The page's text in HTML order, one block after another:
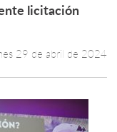
Leer más +
licitación
29 de abril de 2024